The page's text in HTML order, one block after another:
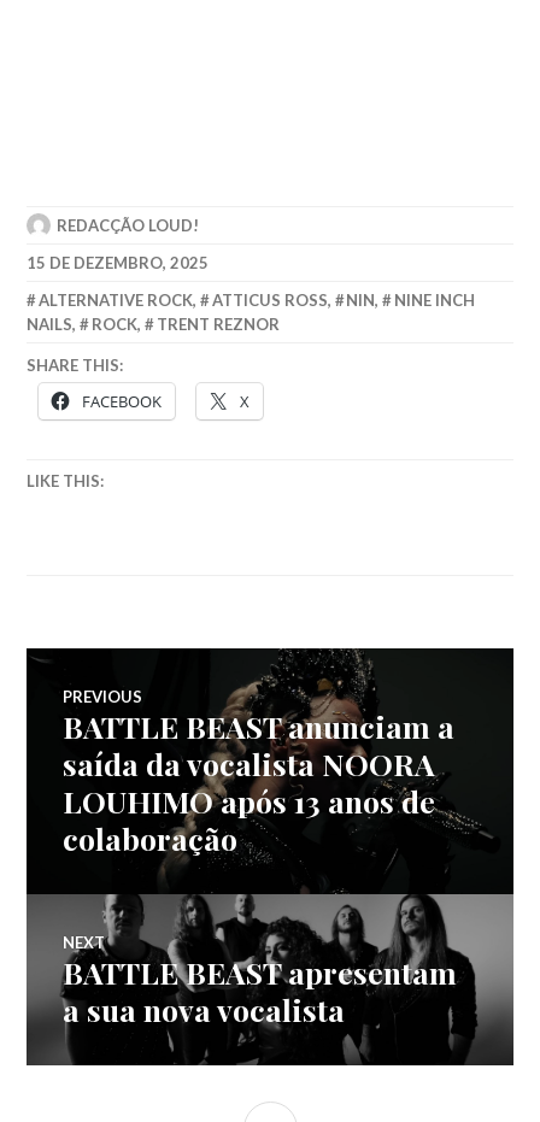
REDACÇÃO LOUD!
15 DE DEZEMBRO, 2025
ALTERNATIVE ROCK, ATTICUS ROSS, NIN,
NINE INCH
NAILS, ROCK, TRENT REZNOR
SHARE THIS:
FACEBOOK X
LIKE THIS:
Navegação
de
artigos
PREVIOUS
Previous
post:
BATTLE BEAST anunciam a
saída da vocalista NOORA
LOUHIMO após 13 anos de
colaboração
NEXT
Next
post:
BATTLE BEAST apresentam
a sua nova vocalista